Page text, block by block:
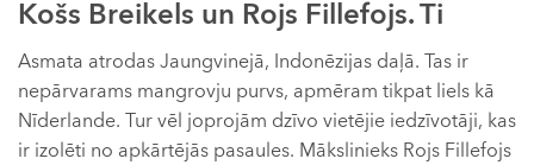
Košs Breikels un Rojs Fillefojs. Ti
Asmata atrodas Jaungvinejā, Indonēzijas daļā. Tas ir
nepārvarams mangrovju purvs, apmēram tikpat liels kā
Nīderlande. Tur vēl joprojām dzīvo vietējie iedzīvotāji, kas
ir izolēti no apkārtējās pasaules. Mākslinieks Rojs Fillefojs